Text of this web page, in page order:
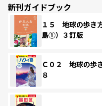
新刊ガイドブック
１５ 地球の歩
島①）３訂版
Ｃ０２ 地球の歩
８